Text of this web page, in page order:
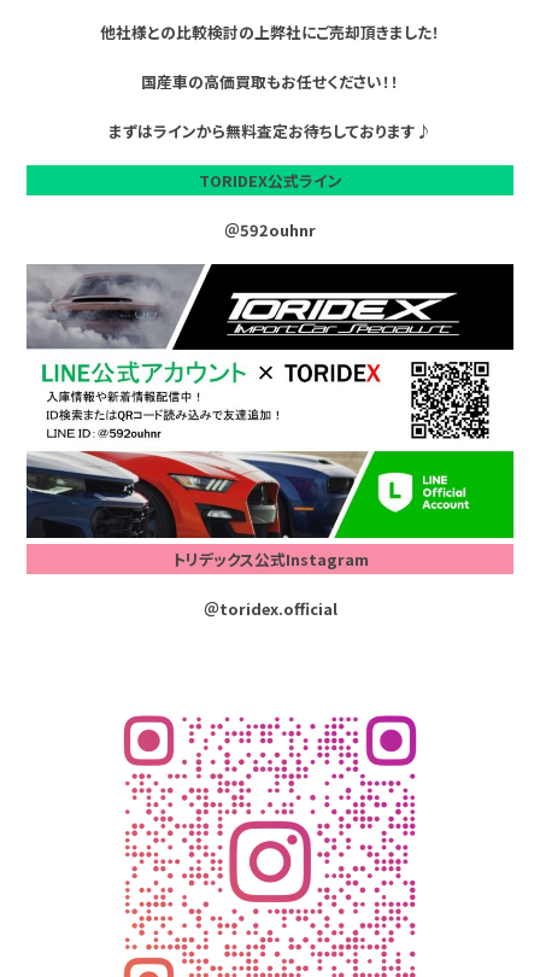
他社様との比較検討の上弊社にご売却頂きました！
国産車の高価買取もお任せください！！
まずはラインから無料査定お待ちしております♪
TORIDEX公式ライン
＠592ouhnr
トリデックス公式Instagram
＠toridex.official